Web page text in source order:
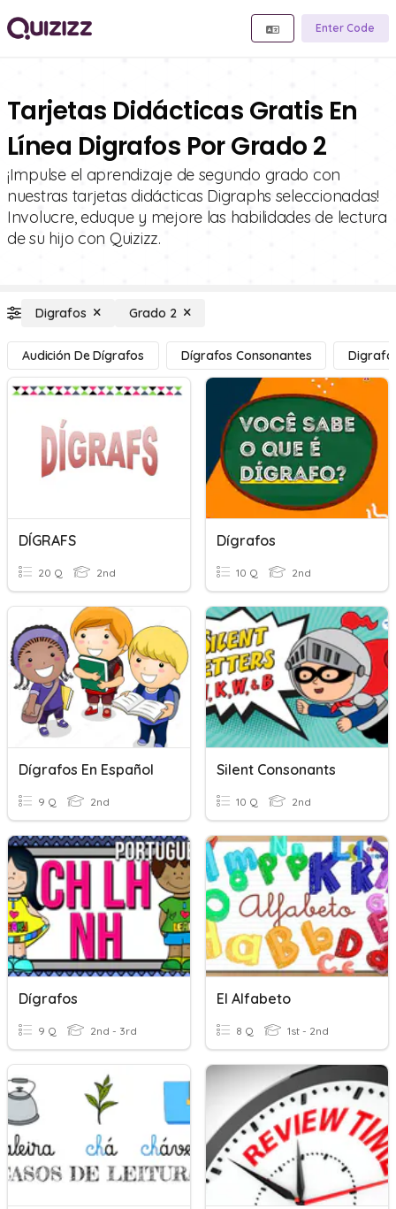
Enter Code
Tarjetas Didácticas Gratis En
Línea Digrafos Por Grado 2
¡Impulse el aprendizaje de segundo grado con
nuestras tarjetas didácticas Digraphs seleccionadas!
Involucre, eduque y mejore las habilidades de lectura
de su hijo con Quizizz.
Digrafos Grado 2
Audición De Dígrafos Dígrafos Consonantes
DÍGRAFS
20 Q 2nd
Dígrafos
10 Q 2nd
Dígrafos En Español
9 Q 2nd
Silent Consonants
10 Q 2nd
Dígrafos
9 Q 2nd - 3rd
El Alfabeto
8 Q 1st - 2nd